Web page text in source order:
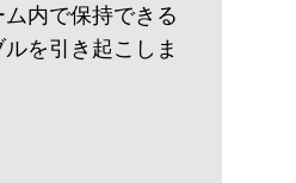
内で保持できる
を引き起こしま